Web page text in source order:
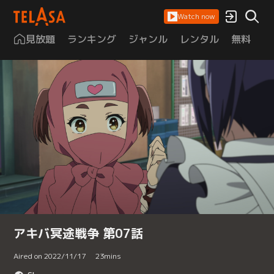
Watch now
見放題 ランキング ジャンル レンタル 無料
アキバ冥途戦争 第07話
Aired on 2022/11/17 23mins